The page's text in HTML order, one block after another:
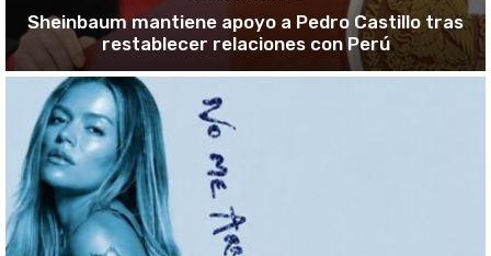
Sheinbaum mantiene apoyo a Pedro Castillo tras
restablecer relaciones con Perú